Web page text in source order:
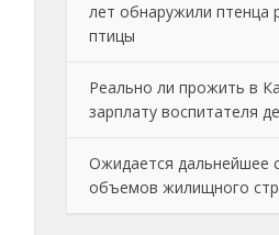
лет обнаружили птенца
птицы
Реально ли прожить в
зарплату воспитателя
Ожидается дальнейшее
объемов жилищного